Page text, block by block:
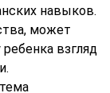
навыков.
может
взгляд